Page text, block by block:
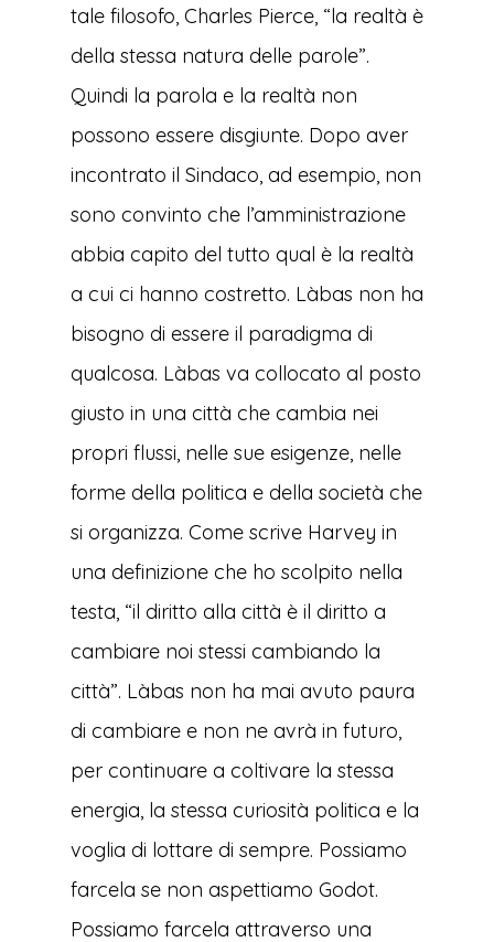
tale filosofo, Charles Pierce, “la realtà è
della stessa natura delle parole”.
Quindi la parola e la realtà non
possono essere disgiunte. Dopo aver
incontrato il Sindaco, ad esempio, non
sono convinto che l’amministrazione
abbia capito del tutto qual è la realtà
a cui ci hanno costretto. Làbas non ha
bisogno di essere il paradigma di
qualcosa. Làbas va collocato al posto
giusto in una città che cambia nei
propri flussi, nelle sue esigenze, nelle
forme della politica e della società che
si organizza. Come scrive Harvey in
una definizione che ho scolpito nella
testa, “il diritto alla città è il diritto a
cambiare noi stessi cambiando la
città”. Làbas non ha mai avuto paura
di cambiare e non ne avrà in futuro,
per continuare a coltivare la stessa
energia, la stessa curiosità politica e la
voglia di lottare di sempre. Possiamo
farcela se non aspettiamo Godot.
Possiamo farcela attraverso una